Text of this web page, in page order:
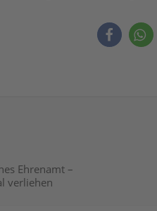
Ehrenamt –
verliehen